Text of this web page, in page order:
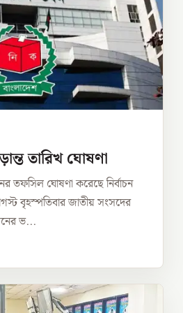
তারিখ ঘোষণা
তফসিল ঘোষণা করেছে নির্বাচন
বৃহস্পতিবার জাতীয় সংসদের
ভ...